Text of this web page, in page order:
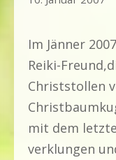
Im Jänner
Reiki-
Christstollen
mit dem
verklungen